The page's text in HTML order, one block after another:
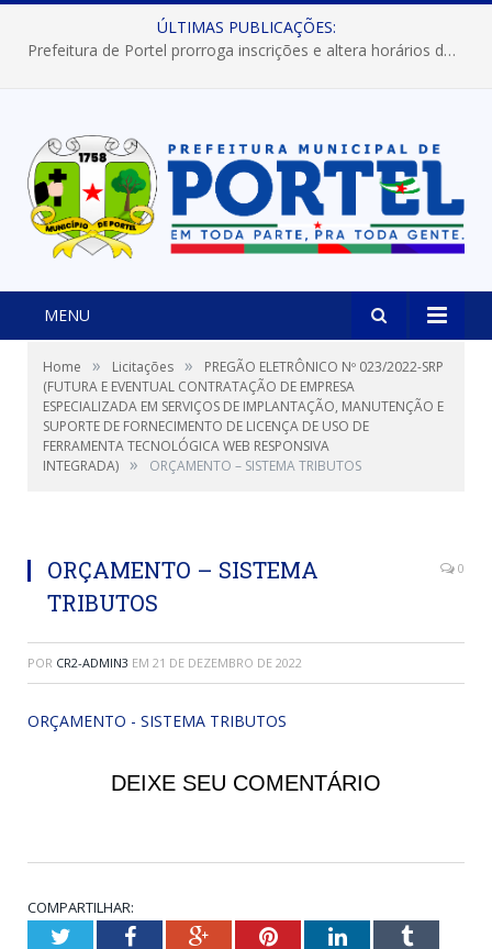
ÚLTIMAS PUBLICAÇÕES:
Prefeitura de Portel prorroga inscrições e altera horários dos concursos “Musa” e “Miss Mix Verão 2026”
MENU
Home » Licitações »
PREGÃO ELETRÔNICO Nº 023/2022-SRP
(FUTURA E EVENTUAL CONTRATAÇÃO DE EMPRESA
ESPECIALIZADA EM SERVIÇOS DE IMPLANTAÇÃO, MANUTENÇÃO E
SUPORTE DE FORNECIMENTO DE LICENÇA DE USO DE
FERRAMENTA TECNOLÓGICA WEB RESPONSIVA
INTEGRADA) » ORÇAMENTO – SISTEMA TRIBUTOS
ORÇAMENTO – SISTEMA
TRIBUTOS
0
POR CR2-ADMIN3 EM 21 DE DEZEMBRO DE 2022
ORÇAMENTO - SISTEMA TRIBUTOS
DEIXE SEU COMENTÁRIO
COMPARTILHAR:
TwitterFacebookGoogle+PinterestLinkedInTumblr